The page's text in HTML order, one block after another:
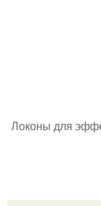
Локоны для